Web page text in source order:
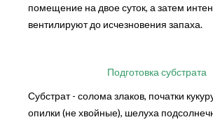
помещение на двое суток, а затем
вентилируют до исчезновения запаха.
Подготовка субстрата
Субстрат - солома злаков, початки
опилки (не хвойные), шелуха